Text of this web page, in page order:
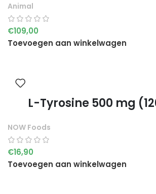
Animal
€109,00
Toevoegen aan winkelwagen
L-Tyrosine 500 mg
NOW Foods
€16,90
Toevoegen aan winkelwagen